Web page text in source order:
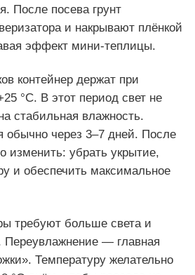
После посева грунт
и накрывают плёнкой
эффект мини-теплицы.
контейнер держат при
°C. В этот период свет не
стабильная влажность.
обычно через 3–7 дней. После
изменить: убрать укрытие,
и обеспечить максимальное
требуют больше света и
Переувлажнение — главная
Температуру желательно